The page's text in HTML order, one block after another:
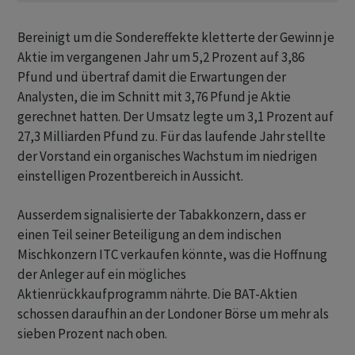
Bereinigt um die Sondereffekte kletterte der Gewinn je
Aktie im vergangenen Jahr um 5,2 Prozent auf 3,86
Pfund und übertraf damit die Erwartungen der
Analysten, die im Schnitt mit 3,76 Pfund je Aktie
gerechnet hatten. Der Umsatz legte um 3,1 Prozent auf
27,3 Milliarden Pfund zu. Für das laufende Jahr stellte
der Vorstand ein organisches Wachstum im niedrigen
einstelligen Prozentbereich in Aussicht.
Ausserdem signalisierte der Tabakkonzern, dass er
einen Teil seiner Beteiligung an dem indischen
Mischkonzern ITC verkaufen könnte, was die Hoffnung
der Anleger auf ein mögliches
Aktienrückkaufprogramm nährte. Die BAT-Aktien
schossen daraufhin an der Londoner Börse um mehr als
sieben Prozent nach oben.